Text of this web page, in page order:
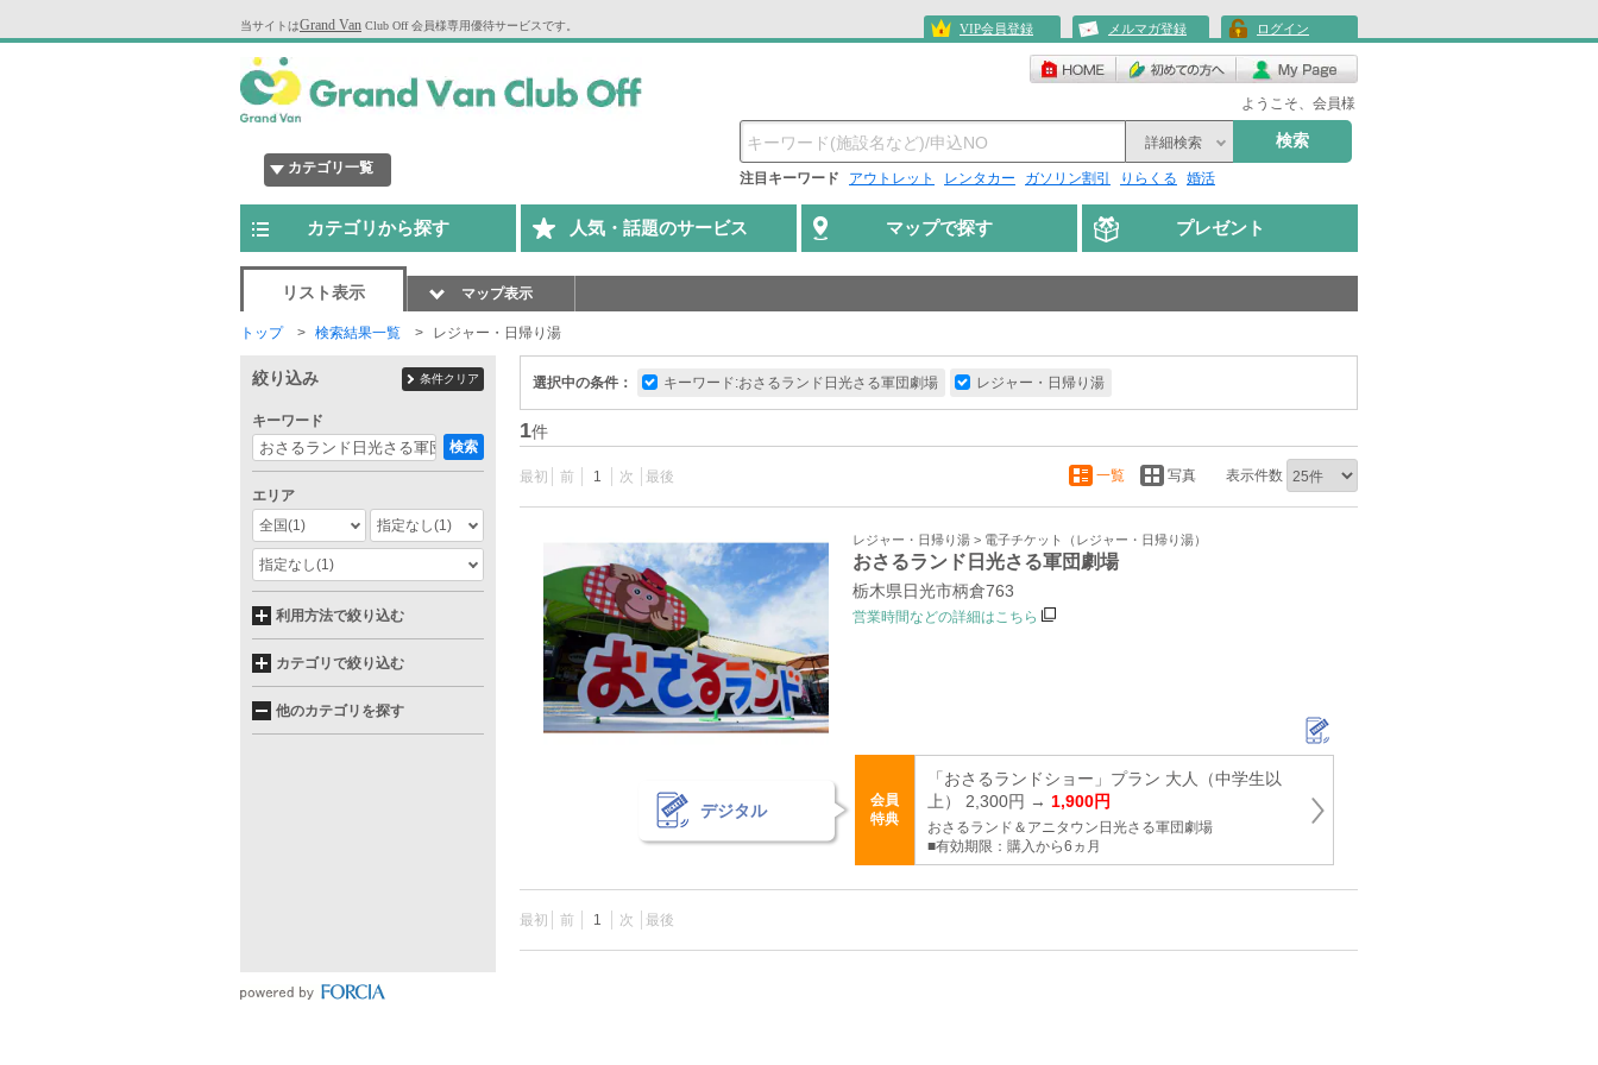
当サイトはGrand Van Club Off 会員様専用優待サービスです。 VIP会員登録 メルマガ登録 ログイン
ようこそ、会員様
カテゴリ一覧
詳細検索 検索
注目キーワード アウトレット レンタカー ガソリン割引 りらくる 婚活
カテゴリから探す 人気・話題のサービス マップで探す プレゼント
リスト表示 マップ表示
トップ 検索結果一覧 レジャー・日帰り湯
選択中の条件： キーワード:おさるランド日光さる軍団劇場 レジャー・日帰り湯
1件
最初 前 1 次 最後 一覧 写真 表示件数
レジャー・日帰り湯 > 電子チケット（レジャー・日帰り湯）
おさるランド日光さる軍団劇場
栃木県日光市柄倉763
営業時間などの詳細はこちら
デジタル
会員
特典
「おさるランドショー」プラン 大人（中学生以
上） 2,300円 → 1,900円
おさるランド＆アニタウン日光さる軍団劇場
■有効期限：購入から6ヵ月
最初 前 1 次 最後
絞り込み 条件クリア
キーワード
検索
エリア
全国(1) 指定なし(1)
指定なし(1)
利用方法で絞り込む
カテゴリで絞り込む
他のカテゴリを探す